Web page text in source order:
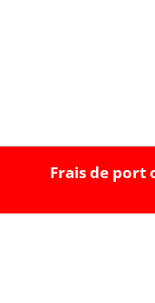
Frais de port